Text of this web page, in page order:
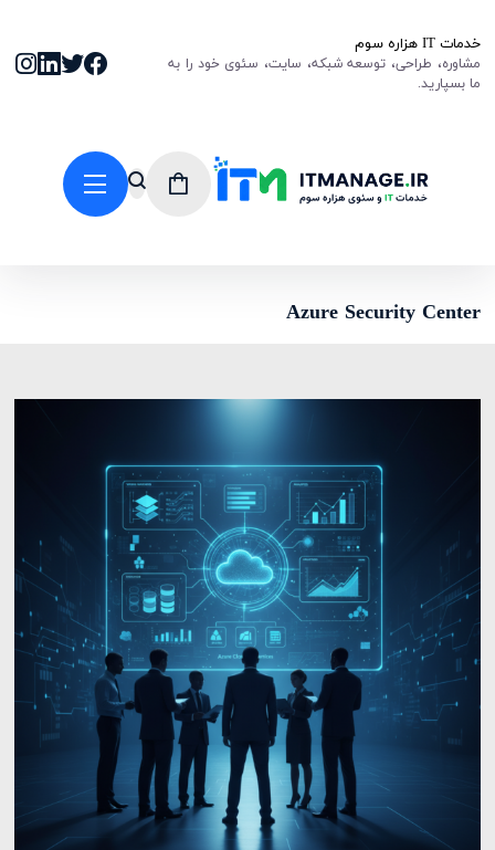
خدمات IT هزاره سوم
مشاوره، طراحی، توسعه شبکه، سایت، سئوی خود را به
ما بسپارید.
Azure Security Center